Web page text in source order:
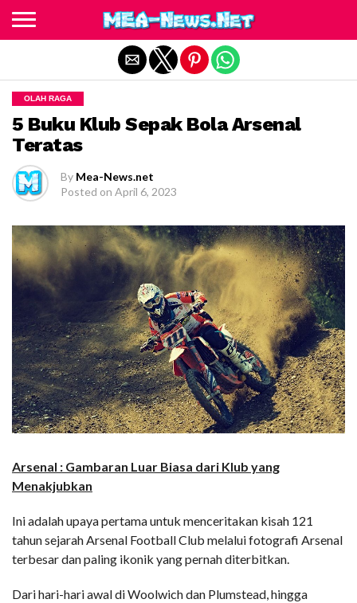
OLAH RAGA
5 Buku Klub Sepak Bola Arsenal
Teratas
By Mea-News.net
Posted on April 6, 2023
Arsenal : Gambaran Luar Biasa dari Klub yang
Menakjubkan
Ini adalah upaya pertama untuk menceritakan kisah 121
tahun sejarah Arsenal Football Club melalui fotografi Arsenal
terbesar dan paling ikonik yang pernah diterbitkan.
Dari hari-hari awal di Woolwich dan Plumstead, hingga
Exit mobile version